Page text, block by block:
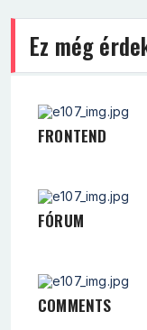
Ez még
FRONTEND
FÓRUM
COMMENTS